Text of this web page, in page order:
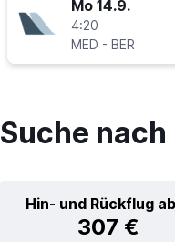
Mo 14.9.
4:20
MED - BER
Suche
Hin- und Rückflug ab
307 €